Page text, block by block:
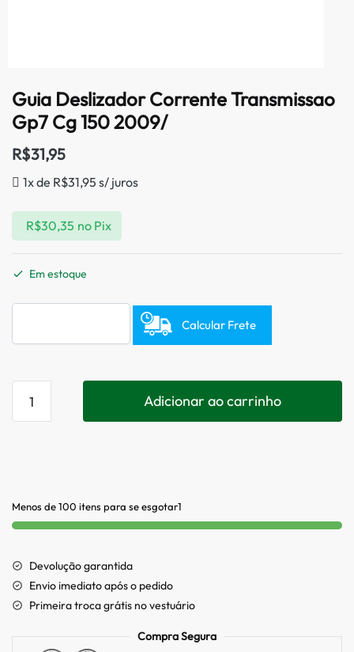
Guia Deslizador Corrente Transmissao
Gp7 Cg 150 2009/
R$31,95
1x de R$31,95 s/ juros
R$30,35 no Pix
Em estoque
Calcular Frete
Adicionar ao carrinho
Menos de 100 itens para se esgotar1
Devolução garantida
Envio imediato após o pedido
Primeira troca grátis no vestuário
Compra Segura